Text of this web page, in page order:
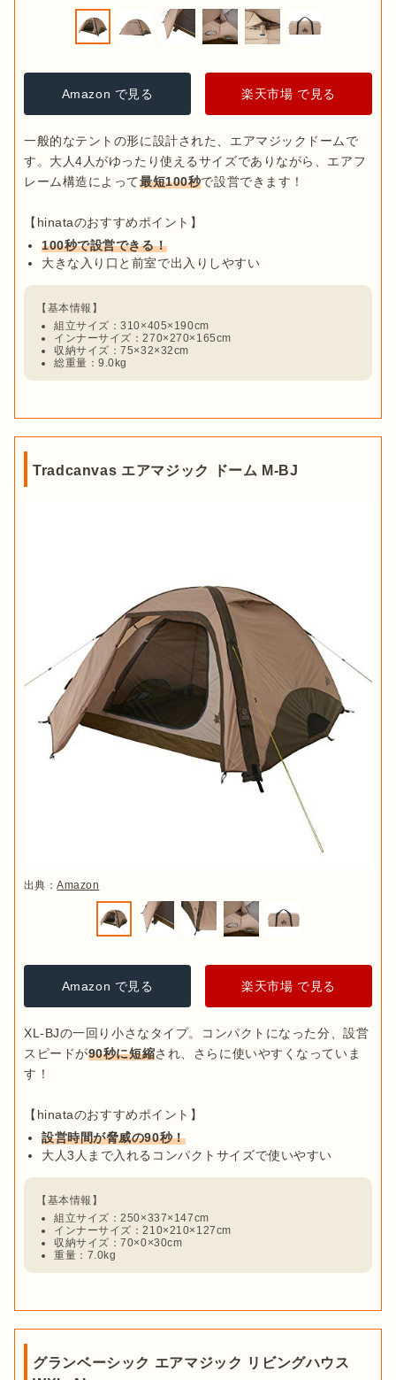
Amazon で見る 楽天市場 で見る
一般的なテントの形に設計された、エアマジックドームで
す。大人4人がゆったり使えるサイズでありながら、エアフ
レーム構造によって最短100秒で設営できます！
100秒で設営できる！
大きな入り口と前室で出入りしやすい
組立サイズ：310×405×190cm
インナーサイズ：270×270×165cm
収納サイズ：75×32×32cm
総重量：9.0kg
Tradcanvas エアマジック ドーム M-BJ
出典：Amazon
Amazon で見る 楽天市場 で見る
XL-BJの一回り小さなタイプ。コンパクトになった分、設営
スピードが90秒に短縮され、さらに使いやすくなっていま
す！
設営時間が脅威の90秒！
大人3人まで入れるコンパクトサイズで使いやすい
組立サイズ：250×337×147cm
インナーサイズ：210×210×127cm
収納サイズ：70×0×30cm
重量：7.0kg
グランベーシック エアマジック リビングハウス